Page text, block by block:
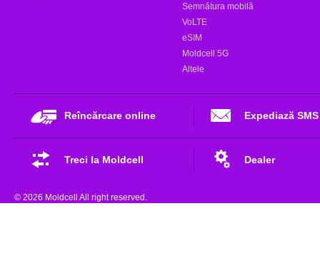
Semnătura mobilă
VoLTE
eSIM
Moldcell 5G
Altele
Reîncărcare online Expediază SMS
Treci la Moldcell Dealer
© 2026 Moldcell All right reserved.